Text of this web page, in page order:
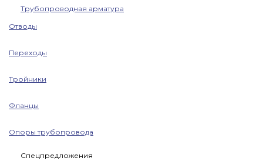
Трубопроводная арматура
Отводы
Переходы
Тройники
Фланцы
Опоры трубопровода
Спецпредложения